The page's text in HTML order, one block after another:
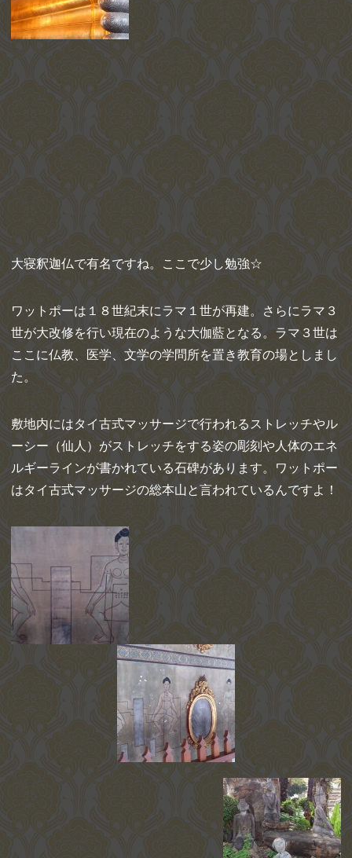
大寝釈迦仏で有名ですね。ここで少し勉強☆
ワットポーは１８世紀末にラマ１世が再建。さらにラマ３
世が大改修を行い現在のような大伽藍となる。ラマ３世は
ここに仏教、医学、文学の学問所を置き教育の場としまし
た。
敷地内にはタイ古式マッサージで行われるストレッチやル
ーシー（仙人）がストレッチをする姿の彫刻や人体のエネ
ルギーラインが書かれている石碑があります。ワットポー
はタイ古式マッサージの総本山と言われているんですよ！